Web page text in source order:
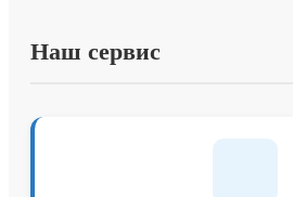
Наш сервис